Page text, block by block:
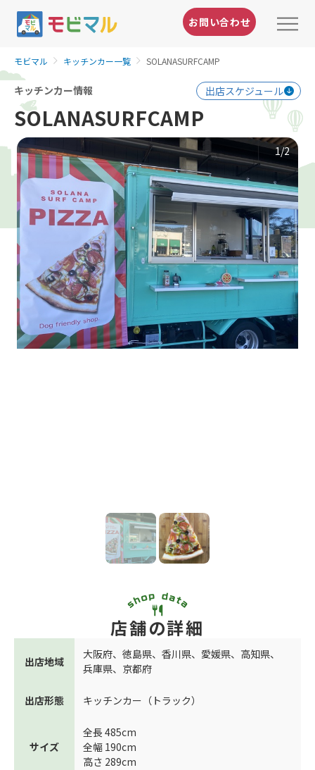
お問い合わせ
モビマル キッチンカー一覧 SOLANASURFCAMP
キッチンカー情報 出店スケジュール
SOLANASURFCAMP
1/2
店舗の詳細
出店地域
大阪府、 徳島県、 香川県、 愛媛県、 高知県、
兵庫県、 京都府
出店形態 キッチンカー（トラック）
サイズ
全長 485cm
全幅 190cm
高さ 289cm